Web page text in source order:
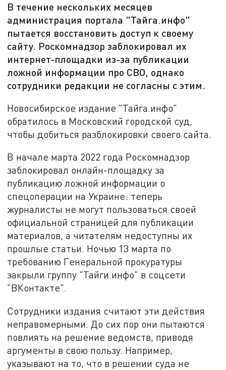
В течение нескольких месяцев
администрация портала "Тайга.инфо"
пытается восстановить доступ к своему
сайту. Роскомнадзор заблокировал их
интернет-площадки из-за публикации
ложной информации про СВО, однако
сотрудники редакции не согласны с этим.
Новосибирское издание "Тайга.инфо"
обратилось в Московский городской суд,
чтобы добиться разблокировки своего сайта.
В начале марта 2022 года Роскомнадзор
заблокировал онлайн-площадку за
публикацию ложной информации о
спецоперации на Украине: теперь
журналисты не могут пользоваться своей
официальной страницей для публикации
материалов, а читателям недоступны их
прошлые статьи. Ночью 13 марта по
требованию Генеральной прокуратуры
закрыли группу "Тайги.инфо" в соцсети
"ВКонтакте".
Сотрудники издания считают эти действия
неправомерными. До сих пор они пытаются
повлиять на решение ведомств, приводя
аргументы в свою пользу. Например,
указывают на то, что в решении суда не